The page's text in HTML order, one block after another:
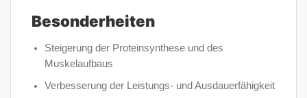
Besonderheiten
Steigerung der Proteinsynthese und des
Muskelaufbaus
Verbesserung der Leistungs- und Ausdauerfähigkeit